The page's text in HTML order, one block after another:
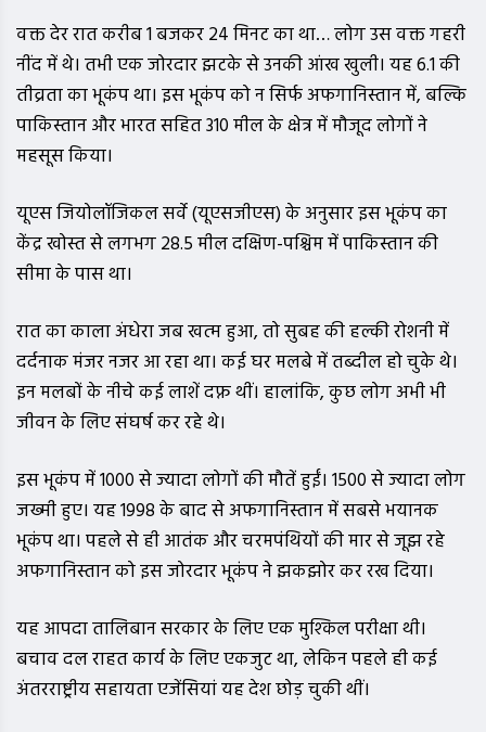
वक्त देर रात करीब 1 बजकर 24 मिनट का था… लोग उस वक्त गहरी
नींद में थे। तभी एक जोरदार झटके से उनकी आंख खुली। यह 6.1 की
तीव्रता का भूकंप था। इस भूकंप को न सिर्फ अफगानिस्तान में, बल्कि
पाकिस्तान और भारत सहित 310 मील के क्षेत्र में मौजूद लोगों ने
महसूस किया।
यूएस जियोलॉजिकल सर्वे (यूएसजीएस) के अनुसार इस भूकंप का
केंद्र खोस्त से लगभग 28.5 मील दक्षिण-पश्चिम में पाकिस्तान की
सीमा के पास था।
रात का काला अंधेरा जब खत्म हुआ, तो सुबह की हल्की रोशनी में
दर्दनाक मंजर नजर आ रहा था। कई घर मलबे में तब्दील हो चुके थे।
इन मलबों के नीचे कई लाशें दफ्न थीं। हालांकि, कुछ लोग अभी भी
जीवन के लिए संघर्ष कर रहे थे।
इस भूकंप में 1000 से ज्यादा लोगों की मौतें हुईं। 1500 से ज्यादा लोग
जख्मी हुए। यह 1998 के बाद से अफगानिस्तान में सबसे भयानक
भूकंप था। पहले से ही आतंक और चरमपंथियों की मार से जूझ रहे
अफगानिस्तान को इस जोरदार भूकंप ने झकझोर कर रख दिया।
यह आपदा तालिबान सरकार के लिए एक मुश्किल परीक्षा थी।
बचाव दल राहत कार्य के लिए एकजुट था, लेकिन पहले ही कई
अंतरराष्ट्रीय सहायता एजेंसियां यह देश छोड़ चुकी थीं।